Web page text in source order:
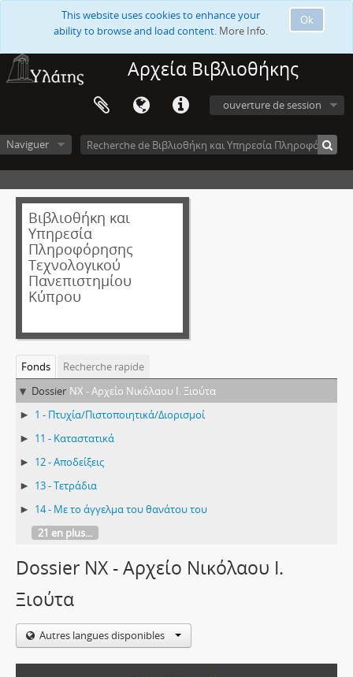
Ok
This website uses cookies to enhance your
ability to browse and load content. More Info.
Αρχεία Βιβλιοθήκης
ouverture de session
Naviguer
Βιβλιοθήκη και
Υπηρεσία
Πληροφόρησης
Τεχνολογικού
Πανεπιστημίου
Κύπρου
Fonds
Recherche rapide
Dossier NX - Αρχείο Νικόλαου Ι. Ξιούτα
1 - Πτυχία/Πιστοποιητικά/Διορισμοί
11 - Καταστατικά
12 - Αποδείξεις
13 - Τετράδια
14 - Με το άγγελμα του θανάτου του
21 en plus...
Dossier NX - Αρχείο Νικόλαου Ι.
Ξιούτα
Autres langues disponibles